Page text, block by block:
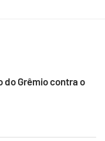
do Grêmio contra o